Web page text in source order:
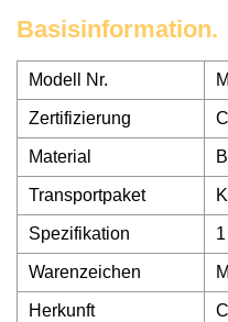
Basisinformation.
Modell Nr.
Zertifizierung
Material
Transportpaket
Spezifikation
Warenzeichen
Herkunft